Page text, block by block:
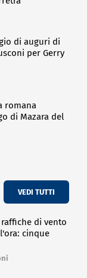
di auguri di
per Gerry
romana
di Mazara del
VEDI TUTTI
di vento
cinque